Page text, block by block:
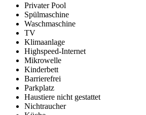
Privater Pool
Spülmaschine
Waschmaschine
TV
Klimaanlage
Highspeed-Internet
Mikrowelle
Kinderbett
Barrierefrei
Parkplatz
Haustiere nicht gestattet
Nichtraucher